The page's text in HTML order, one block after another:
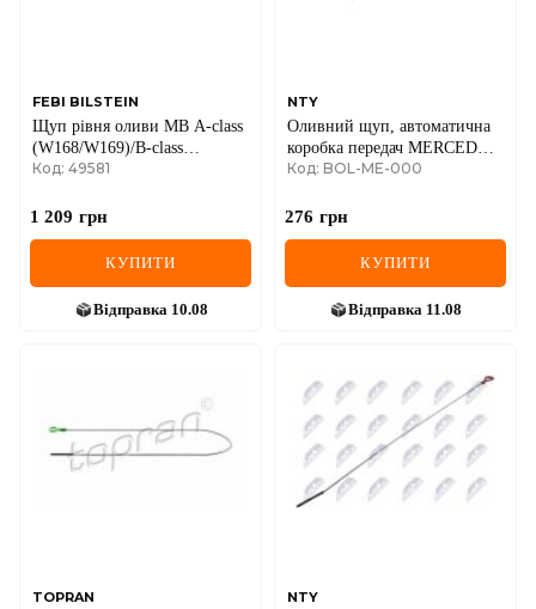
SMART
SSANGYONG
SUZUKI
TESLA
VW
FEBI BILSTEIN
Щуп рівня оливи MB A-class
(W168/W169)/B-class
(W245/W246) 97-18
Код: 49581
1 209 грн
КУПИТИ
Відправка 10.08
NTY
Оливний щуп, автоматична
коробка передач MERCEDES-
BENZ E-CLASS (W210,
R171), C-CLASS (W203,
CLASS (W163), S-CLASS
SPRINTER (901-906), VITO
(W639)
Код: BOL-ME-000
276 грн
КУПИТИ
Відправка 11.08
TOPRAN NTY